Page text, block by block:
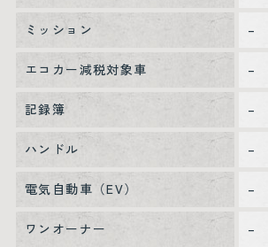
ミッション –
エコカー減税対象車 –
記録簿 –
ハンドル –
電気自動車（EV） –
ワンオーナー –